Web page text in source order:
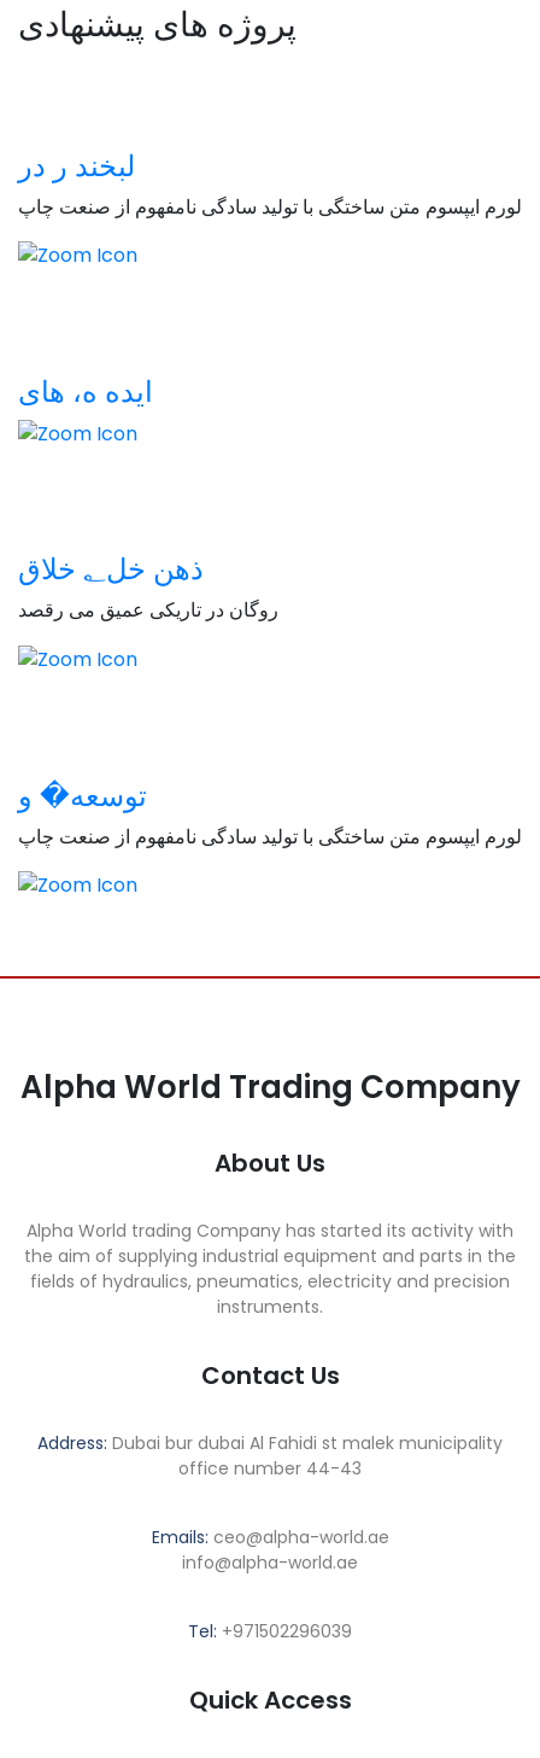
پروژه های پیشنهادی
لبخند ر در
لورم ایپسوم متن ساختگی با تولید سادگی نامفهوم از صنعت چاپ
ایده ه، های
ذهن خل؂ خلاق
روگان در تاریکی عمیق می رقصد
توسعه� و
لورم ایپسوم متن ساختگی با تولید سادگی نامفهوم از صنعت چاپ
Alpha World Trading Company
About Us
Alpha World trading Company has started its activity with
the aim of supplying industrial equipment and parts in the
fields of hydraulics, pneumatics, electricity and precision
instruments.
Contact Us
Address: Dubai bur dubai Al Fahidi st malek municipality
office number 44-43
Emails: ceo@alpha-world.ae
info@alpha-world.ae
Tel: +971502296039
Quick Access